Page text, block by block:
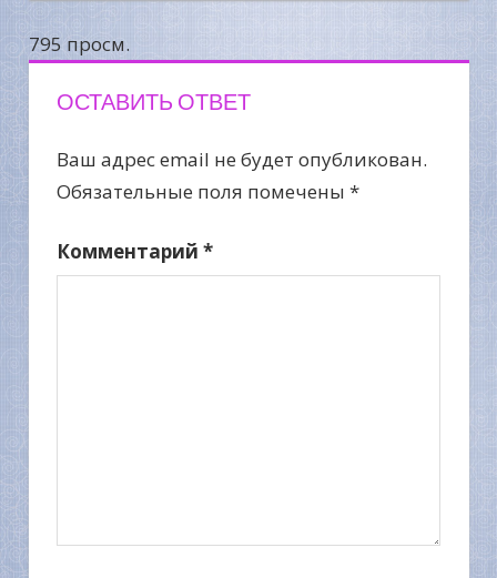
795 просм.
ОСТАВИТЬ ОТВЕТ
Ваш адрес email не будет опубликован.
Обязательные поля помечены *
Комментарий *